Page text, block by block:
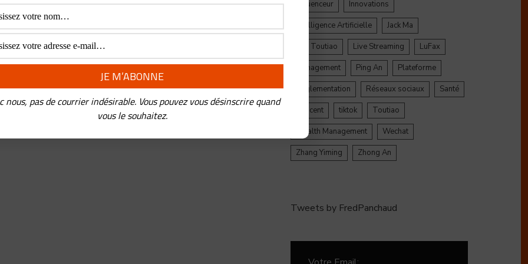
Influenceur
Innovations
Intelligence Artificielle
Jack Ma
Jinri Toutiao
Live Streaming
LuFax
Management
Ping An
Plateforme
Réglementation
Réseaux sociaux
Santé
Tencent
tiktok
Toutiao
Wealth Management
Wechat
Zhang Yiming
Zhong An
Tweets by FredPanchaud
nous, pas de courrier indésirable. Vous pouvez vous désinscrire quand
vous le souhaitez.